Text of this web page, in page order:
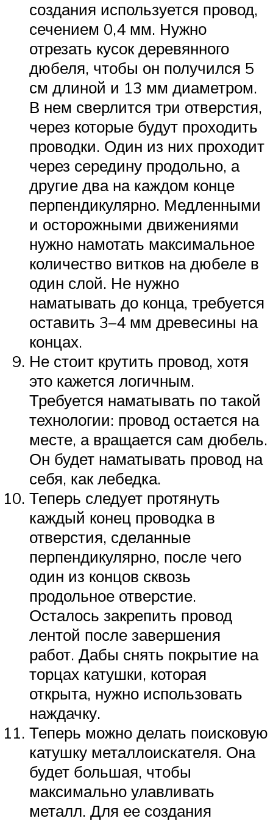
создания используется провод,
сечением 0,4 мм. Нужно
отрезать кусок деревянного
дюбеля, чтобы он получился 5
см длиной и 13 мм диаметром.
В нем сверлится три отверстия,
через которые будут проходить
проводки. Один из них проходит
через середину продольно, а
другие два на каждом конце
перпендикулярно. Медленными
и осторожными движениями
нужно намотать максимальное
количество витков на дюбеле в
один слой. Не нужно
наматывать до конца, требуется
оставить 3–4 мм древесины на
концах.
Не стоит крутить провод, хотя
это кажется логичным.
Требуется наматывать по такой
технологии: провод остается на
месте, а вращается сам дюбель.
Он будет наматывать провод на
себя, как лебедка.
Теперь следует протянуть
каждый конец проводка в
отверстия, сделанные
перпендикулярно, после чего
один из концов сквозь
продольное отверстие.
Осталось закрепить провод
лентой после завершения
работ. Дабы снять покрытие на
торцах катушки, которая
открыта, нужно использовать
наждачку.
Теперь можно делать поисковую
катушку металлоискателя. Она
будет большая, чтобы
максимально улавливать
металл. Для ее создания